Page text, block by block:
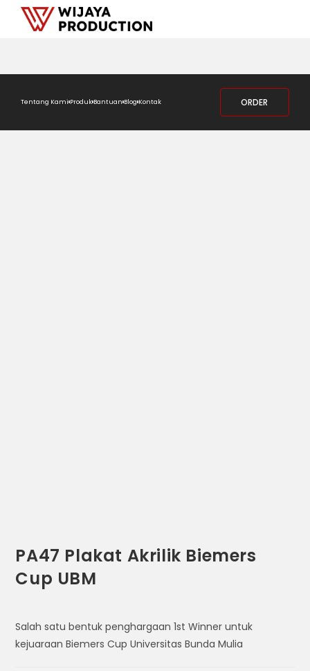
Tentang Kami Produk Bantuan Blog Kontak ORDER
PA47 Plakat Akrilik Biemers
Cup UBM
Salah satu bentuk penghargaan 1st Winner untuk
kejuaraan Biemers Cup Universitas Bunda Mulia